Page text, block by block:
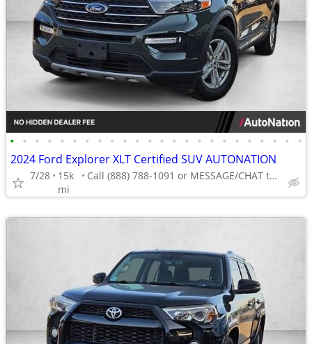
• • • • • • • • • • • • • • • • • • • • • • • •
2024 Ford Explorer XLT Certified SUV AUTONATION
7/28
15k
mi
Call (888) 788-1091 or MESSAGE/CHAT to confirm availability